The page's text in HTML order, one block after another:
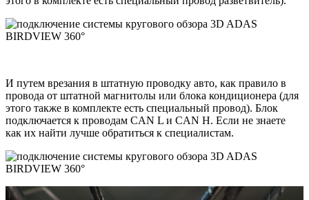
И путем врезания в штатную проводку авто, как правило в
провода от штатной магнитолы или блока кондиционера (для
этого также в комплекте есть специальный провод). Блок
подключается к проводам CAN L и CAN H. Если не знаете
как их найти лучше обратиться к специалистам.